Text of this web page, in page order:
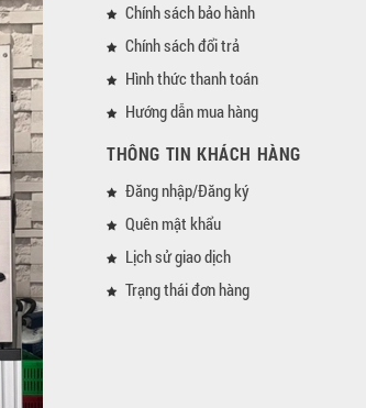
Chính sách bảo hành
Chính sách đổi trả
Hình thức thanh toán
Hướng dẫn mua hàng
THÔNG TIN KHÁCH HÀNG
Đăng nhập/Đăng ký
Quên mật khẩu
Lịch sử giao dịch
Trạng thái đơn hàng